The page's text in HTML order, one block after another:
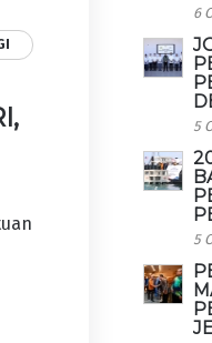
6
5
5